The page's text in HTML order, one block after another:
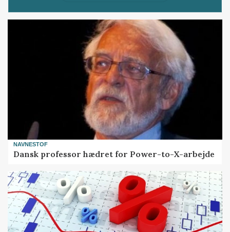
NAVNESTOF
Dansk professor hædret for Power-to-X-arbejde